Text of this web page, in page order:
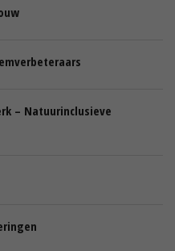
– Natuurinclusieve